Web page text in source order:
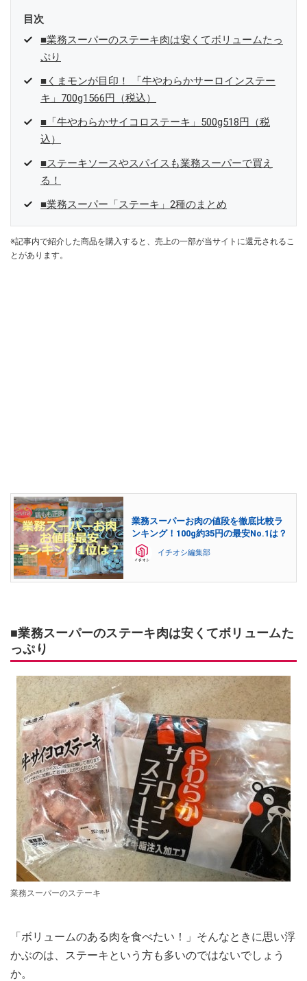
目次
■業務スーパーのステーキ肉は安くてボリュームたっ
ぷり
■くまモンが目印！ 「牛やわらかサーロインステー
キ」700g1566円（税込）
■「牛やわらかサイコロステーキ」500g518円（税
込）
■ステーキソースやスパイスも業務スーパーで買え
る！
■業務スーパー「ステーキ」2種のまとめ
※記事内で紹介した商品を購入すると、売上の一部が当サイトに還元されるこ
とがあります。
業務スーパーお肉の値段を徹底比較ラ
ンキング！100g約35円の最安No.1は？
イチオシ編集部
■業務スーパーのステーキ肉は安くてボリュームた
っぷり
業務スーパーのステーキ
「ボリュームのある肉を食べたい！」そんなときに思い浮
かぶのは、ステーキという方も多いのではないでしょう
か。